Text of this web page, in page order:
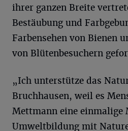
ihrer ganzen Breite
Bestäubung und
Farbensehen von Bienen
von Blütenbesuchern
„Ich unterstütze das
Bruchhausen, weil es
Mettmann eine einmalige
Umweltbildung mit